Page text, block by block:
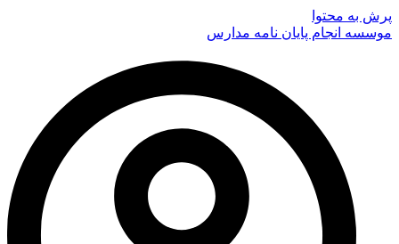
پرش به محتوا
موسسه انجام پایان نامه مدارس